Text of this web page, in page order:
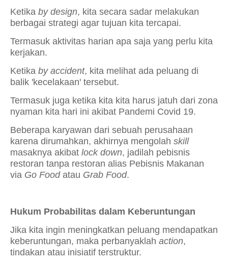
Ketika by design, kita secara sadar melakukan
berbagai strategi agar tujuan kita tercapai.
Termasuk aktivitas harian apa saja yang perlu kita
kerjakan.
Ketika by accident, kita melihat ada peluang di
balik 'kecelakaan' tersebut.
Termasuk juga ketika kita kita harus jatuh dari zona
nyaman kita hari ini akibat Pandemi Covid 19.
Beberapa karyawan dari sebuah perusahaan
karena dirumahkan, akhirnya mengolah skill
masaknya akibat lock down, jadilah pebisnis
restoran tanpa restoran alias Pebisnis Makanan
via Go Foodatau Grab Food.
Hukum Probabilitas dalam Keberuntungan
Jika kita ingin meningkatkan peluang mendapatkan
keberuntungan, maka perbanyaklah action,
tindakan atau inisiatif terstruktur.